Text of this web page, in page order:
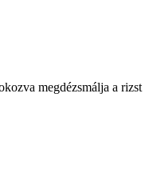
megdézsmálja a rizst